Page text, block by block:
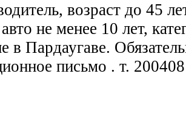
возраст до 45
не менее 10 лет,
в Пардаугаве.
письмо . т.